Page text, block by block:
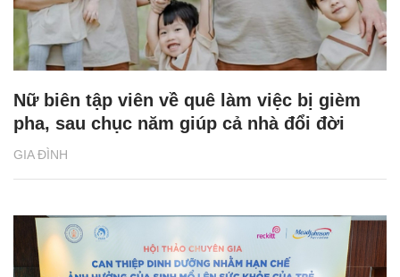
GIA ĐÌNH
Nữ biên tập viên về quê làm việc bị gièm
pha, sau chục năm giúp cả nhà đổi đời